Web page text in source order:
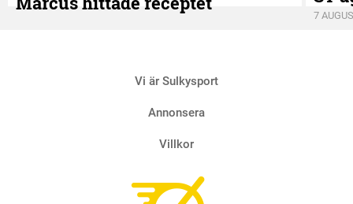
7
Vi är Sulkysport
Annonsera
Villkor